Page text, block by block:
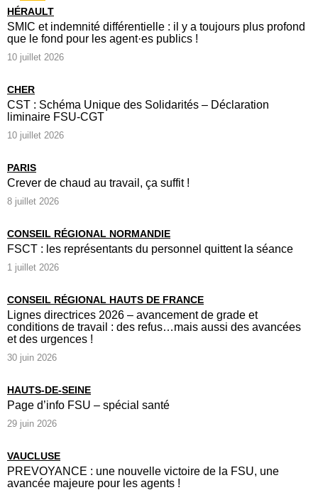
HÉRAULT
SMIC et indemnité différentielle : il y a toujours plus profond
que le fond pour les agent·es publics !
10 juillet 2026
CHER
CST : Schéma Unique des Solidarités – Déclaration
liminaire FSU-CGT
10 juillet 2026
PARIS
Crever de chaud au travail, ça suffit !
8 juillet 2026
CONSEIL RÉGIONAL NORMANDIE
FSCT : les représentants du personnel quittent la séance
1 juillet 2026
CONSEIL RÉGIONAL HAUTS DE FRANCE
Lignes directrices 2026 – avancement de grade et
conditions de travail : des refus…mais aussi des avancées
et des urgences !
30 juin 2026
HAUTS-DE-SEINE
Page d’info FSU – spécial santé
29 juin 2026
VAUCLUSE
PREVOYANCE : une nouvelle victoire de la FSU, une
avancée majeure pour les agents !